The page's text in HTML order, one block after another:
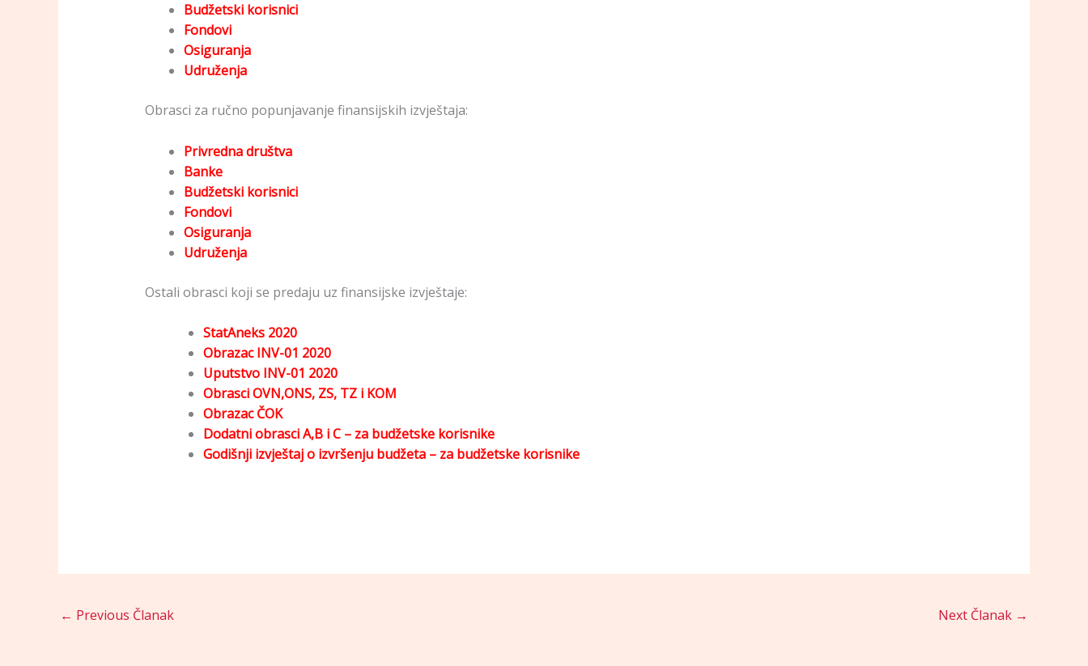
Budžetski korisnici
Fondovi
Osiguranja
Udruženja
Obrasci za ručno popunjavanje finansijskih izvještaja:
Privredna društva
Banke
Budžetski korisnici
Fondovi
Osiguranja
Udruženja
Ostali obrasci koji se predaju uz finansijske izvještaje:
StatAneks 2020
Obrazac INV-01 2020
Uputstvo INV-01 2020
Obrasci OVN,ONS, ZS, TZ i KOM
Obrazac ČOK
Dodatni obrasci A,B i C – za budžetske korisnike
Godišnji izvještaj o izvršenju budžeta – za budžetske korisnike
← Previous Članak Next Članak →